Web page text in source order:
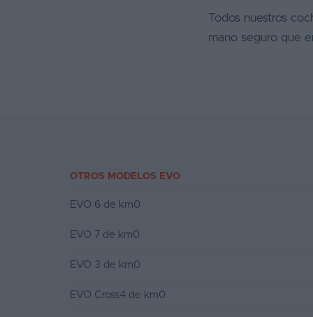
Todos nuestros
mano seguro que
OTROS MODELOS EVO
EVO 6 de km0
EVO 7 de km0
EVO 3 de km0
EVO Cross4 de km0